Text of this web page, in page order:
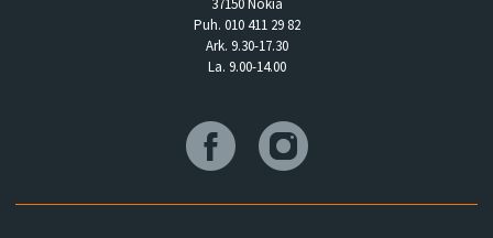
37150 Nokia
Puh. 010 411 29 82
Ark. 9.30-17.30
La. 9.00-14.00